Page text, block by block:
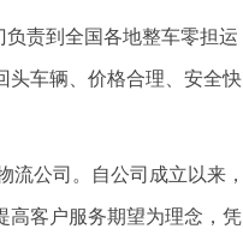
责到全国各地整车零担运
头车辆、价格合理、安全快
流公司。自公司成立以来，
高客户服务期望为理念，凭